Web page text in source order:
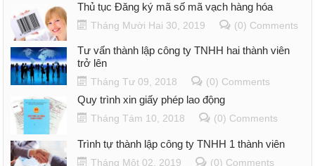
Thủ tục Đăng ký mã số mã vạch hàng hóa
Tháng Mười Hai 30, 2019 (0) Comments
Tư vấn thành lập công ty TNHH hai thành viên
trở lên
Tháng Tư 09, 2018 (0) Comments
Quy trình xin giấy phép lao động
Tháng Tám 10, 2018 (0) Comments
Trình tự thành lập công ty TNHH 1 thành viên
Tháng Một 02, 2019 (0) Comments